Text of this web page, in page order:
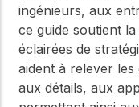
ingénieurs, aux
ce guide soutient
éclairées de
aident à relever
aux détails, aux